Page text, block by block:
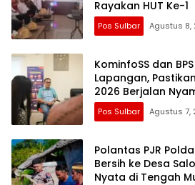
Rayakan HUT Ke-1
Pos Sulbar Agustus 8,
KominfoSS dan
Lapangan,
2026 Berjalan
Pos Sulbar Agustus 7,
Polantas PJR
Bersih ke Desa
Nyata di Tengah